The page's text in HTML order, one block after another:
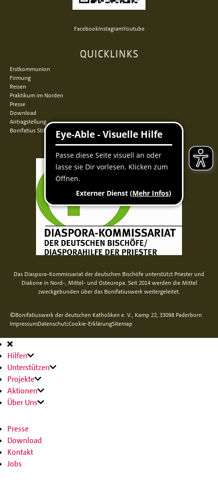
FacebookInstagramYoutube
QUICKLINKS
Erstkommunion
Firmung
Reisen
Praktikum im Norden
Presse
Download
Antragstellung
Bonifatius Stiftungszentrum
Das Diaspora-Kommissariat der deutschen Bischöfe unterstützt Priester und
Diakone in Nord-, Mittel- und Osteuropa. Seit 2014 werden die Mittel
zweckgebunden über das Bonifatiuswerk weitergeleitet.
©Bonifatiuswerk der deutschen Katholiken e. V., Kamp 22, 33098 Paderborn
ImpressumDatenschutzCookie-ErklärungSitemap
Hauptnavigation
Hilfen
Unterstützen
Projekte
Aktionen
Über Uns
Presse
Download
Kontakt
Jobs